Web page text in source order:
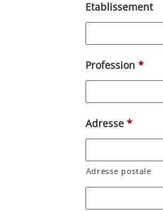
Etablissement
Profession *
Adresse *
Adresse postale